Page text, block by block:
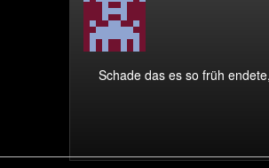
Schade das es so früh